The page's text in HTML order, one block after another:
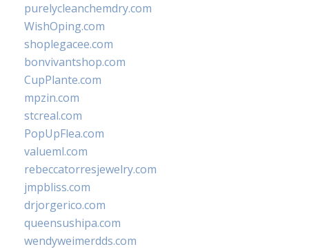
purelycleanchemdry.com
WishOping.com
shoplegacee.com
bonvivantshop.com
CupPlante.com
mpzin.com
stcreal.com
PopUpFlea.com
valueml.com
rebeccatorresjewelry.com
jmpbliss.com
drjorgerico.com
queensushipa.com
wendyweimerdds.com